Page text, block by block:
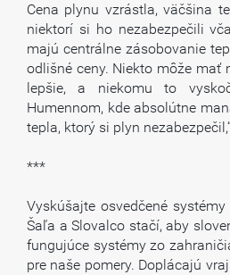
Cena plynu vzrástla, väčšina
niektorí si ho nezabezpečili
majú centrálne zásobovanie
odlišné ceny. Niekto môže mať
lepšie, a niekomu to
Humennom, kde absolútne
tepla, ktorý si plyn
***
Vyskúšajte osvedčené
Šaľa a Slovalco stačí, aby
fungujúce systémy zo
pre naše pomery. Doplácajú